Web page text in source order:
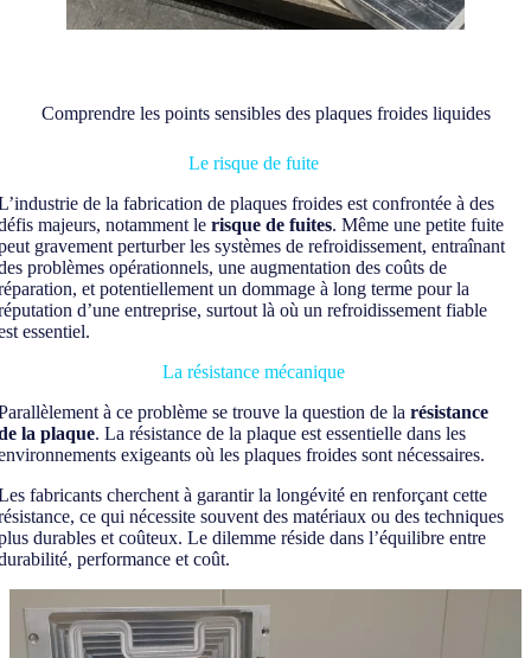
Comprendre les points sensibles des plaques froides liquides
Le risque de fuite
de la fabrication de plaques froides est confrontée à des
majeurs, notamment le risque de fuites. Même une petite fuite
gravement perturber les systèmes de refroidissement, entraînant
problèmes opérationnels, une augmentation des coûts de
et potentiellement un dommage à long terme pour la
d’une entreprise, surtout là où un refroidissement fiable
essentiel.
La résistance mécanique
à ce problème se trouve la question de la résistance
la plaque. La résistance de la plaque est essentielle dans les
exigeants où les plaques froides sont nécessaires.
fabricants cherchent à garantir la longévité en renforçant cette
ce qui nécessite souvent des matériaux ou des techniques
durables et coûteux. Le dilemme réside dans l’équilibre entre
performance et coût.